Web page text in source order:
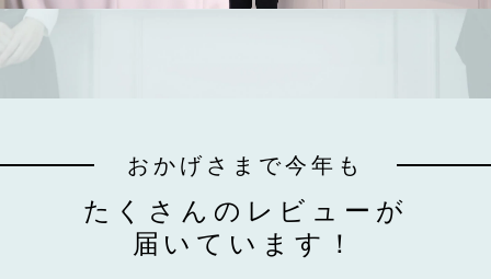
おかげさまで今年も
たくさんのレビューが
届いています！